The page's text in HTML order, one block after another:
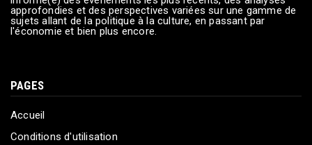
approfondies et des perspectives variées sur une gamme de
sujets allant de la politique à la culture, en passant par
l'économie et bien plus encore.
PAGES
Accueil
Conditions d'utilisation